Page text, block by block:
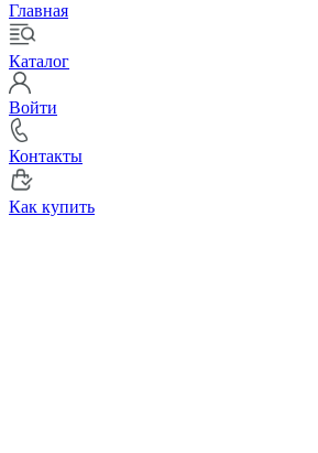
Главная
Каталог
Войти
Контакты
Как купить